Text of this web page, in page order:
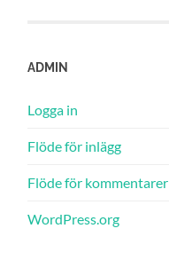
ADMIN
Logga in
Flöde för inlägg
Flöde för kommentarer
WordPress.org